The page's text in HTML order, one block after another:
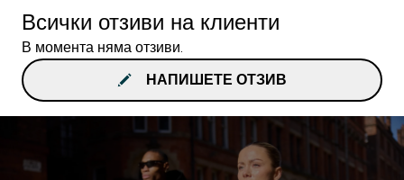
Всички отзиви на клиенти
В момента няма отзиви.
НАПИШЕТЕ ОТЗИВ